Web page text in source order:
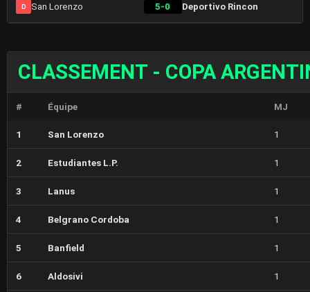
D San Lorenzo 5-0 Deportivo Rincon
CLASSEMENT - COPA
# Équipe MJ
1 San Lorenzo 1
2 Estudiantes L.P. 1
3 Lanus 1
4 Belgrano Cordoba 1
5 Banfield 1
6 Aldosivi 1